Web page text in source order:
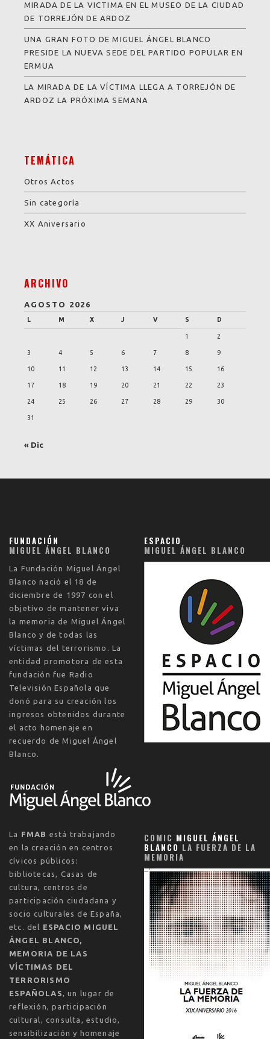
MIRADA DE LA VICTIMA EN EL MUSEO DE LA CIUDAD
DE TORREJÓN DE ARDOZ
UNA GRAN FOTO DE MIGUEL ÁNGEL BLANCO
PRESIDE LA NUEVA SEDE DEL PARTIDO POPULAR EN
ERMUA
LA MIRADA DE LA VÍCTIMA LLEGA A TORREJÓN DE
ARDOZ LA PRÓXIMA SEMANA
TEMÁTICA
Otros Actos
Sin categoría
XX Aniversario
ARCHIVO
AGOSTO 2026
L M X J V S D
1 2
3 4 5 6 7 8 9
10 11 12 13 14 15 16
17 18 19 20 21 22 23
24 25 26 27 28 29 30
31
« Dic
FUNDACIÓN
MIGUEL ÁNGEL BLANCO
La Fundación Miguel Ángel
Blanco nació el 18 de
diciembre de 1997 con el
objetivo de mantener viva
la memoria de Miguel Ángel
Blanco y de todas las
víctimas del terrorismo. La
entidad promotora de esta
fundación fue Radio
Televisión Española que
donó para su creación los
ingresos obtenidos durante
el acto homenaje en
recuerdo de Miguel Ángel
Blanco.
ESPACIO
MIGUEL ÁNGEL BLANCO
La FMAB está trabajando
en la creación en centros
cívicos públicos:
bibliotecas, Casas de
cultura, centros de
participación ciudadana y
socio culturales de España,
etc. del ESPACIO MIGUEL
ÁNGEL BLANCO,
MEMORIA DE LAS
VÍCTIMAS DEL
TERRORISMO
ESPAÑOLAS
, un lugar de
reflexión, participación
cultural, consulta, estudio,
sensibilización y homenaje
COMIC MIGUEL ÁNGEL
BLANCO LA FUERZA DE LA
MEMORIA